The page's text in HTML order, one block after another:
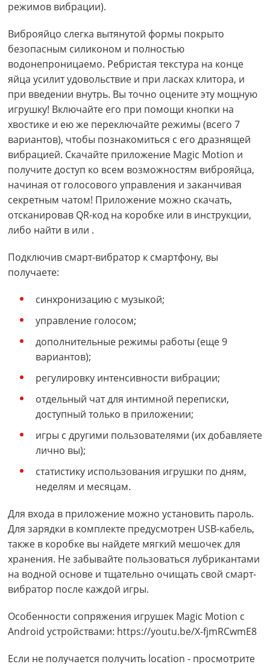
режимов вибрации).
Виброяйцо слегка вытянутой формы покрыто
безопасным силиконом и полностью
водонепроницаемо. Ребристая текстура на конце
яйца усилит удовольствие и при ласках клитора, и
при введении внутрь. Вы точно оцените эту мощную
игрушку! Включайте его при помощи кнопки на
хвостике и ею же переключайте режимы (всего 7
вариантов), чтобы познакомиться с его дразнящей
вибрацией. Скачайте приложение Magic Motion и
получите доступ ко всем возможностям виброяйца,
начиная от голосового управления и заканчивая
секретным чатом! Приложение можно скачать,
отсканировав QR-код на коробке или в инструкции,
либо найти в или .
Подключив смарт-вибратор к смартфону, вы
получаете:
синхронизацию с музыкой;
управление голосом;
дополнительные режимы работы (еще 9
вариантов);
регулировку интенсивности вибрации;
отдельный чат для интимной переписки,
доступный только в приложении;
игры с другими пользователями (их добавляете
лично вы);
статистику использования игрушки по дням,
неделям и месяцам.
Для входа в приложение можно установить пароль.
Для зарядки в комплекте предусмотрен USB-кабель,
также в коробке вы найдете мягкий мешочек для
хранения. Не забывайте пользоваться лубрикантами
на водной основе и тщательно очищать свой смарт-
вибратор после каждой игры.
Особенности сопряжения игрушек Magic Motion с
Android устройствами: https://youtu.be/X-fjmRCwmE8
Если не получается получить location - просмотрите